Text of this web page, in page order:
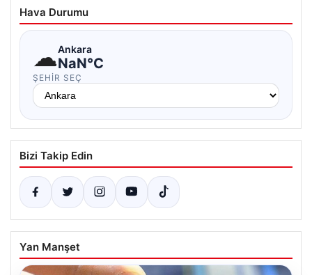
Hava Durumu
☁Ankara
NaN°C
ŞEHIR SEÇ
Bizi Takip Edin
Yan Manşet